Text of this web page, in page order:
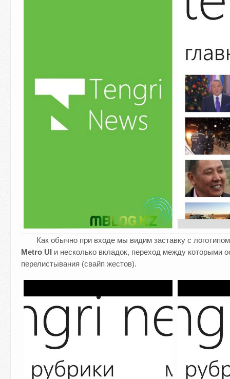
Как обычно при входе мы видим заставку с
Metro UI и несколько вкладок, переход между которыми
перелистывания (свайп жестов).